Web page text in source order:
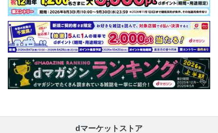
dマーケットストア